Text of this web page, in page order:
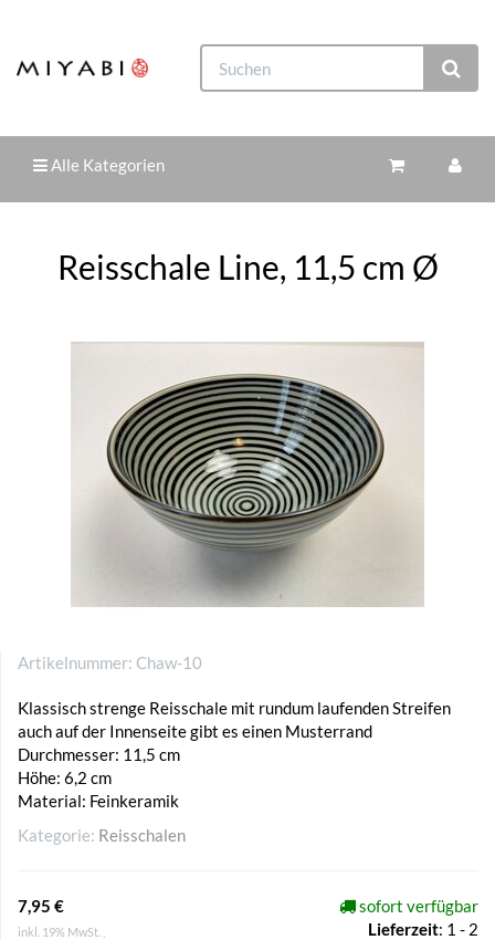
Alle Kategorien
Reisschale Line, 11,5 cm Ø
Artikelnummer: Chaw-10
Klassisch strenge Reisschale mit rundum laufenden Streifen
auch auf der Innenseite gibt es einen Musterrand
Durchmesser: 11,5 cm
Höhe: 6,2 cm
Material: Feinkeramik
Kategorie: Reisschalen
7,95 €
inkl. 19% MwSt. ,
sofort verfügbar
Lieferzeit: 1 - 2